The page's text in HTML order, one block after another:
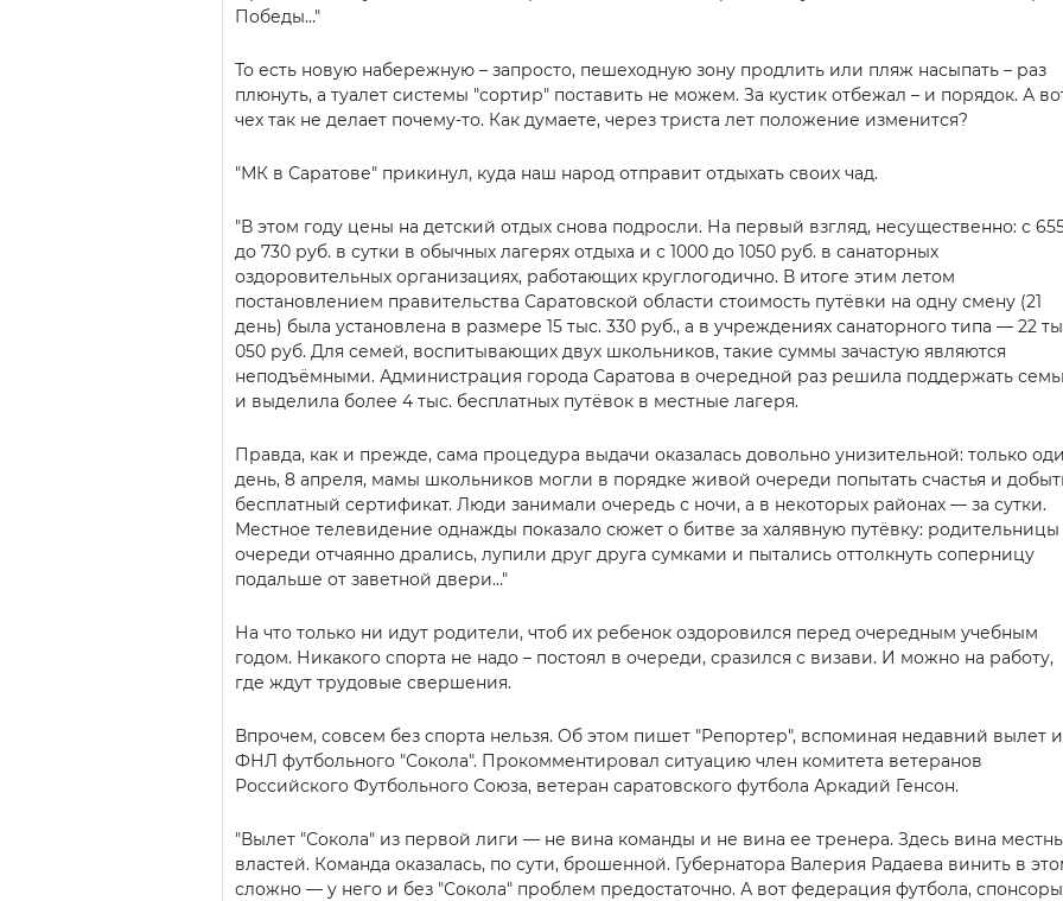
Победы…"
То есть новую набережную – запросто, пешеходную зону продлить или пляж насыпать – раз
плюнуть, а туалет системы "сортир" поставить не можем. За кустик отбежал – и порядок. А
чех так не делает почему-то. Как думаете, через триста лет положение изменится?
"МК в Саратове" прикинул, куда наш народ отправит отдыхать своих чад.
"В этом году цены на детский отдых снова подросли. На первый взгляд, несущественно: с
до 730 руб. в сутки в обычных лагерях отдыха и с 1000 до 1050 руб. в санаторных
оздоровительных организациях, работающих круглогодично. В итоге этим летом
постановлением правительства Саратовской области стоимость путёвки на одну смену (21
день) была установлена в размере 15 тыс. 330 руб., а в учреждениях санаторного типа — 22
050 руб. Для семей, воспитывающих двух школьников, такие суммы зачастую являются
неподъёмными. Администрация города Саратова в очередной раз решила поддержать
и выделила более 4 тыс. бесплатных путёвок в местные лагеря.
Правда, как и прежде, сама процедура выдачи оказалась довольно унизительной: только
день, 8 апреля, мамы школьников могли в порядке живой очереди попытать счастья и
бесплатный сертификат. Люди занимали очередь с ночи, а в некоторых районах — за сутки.
Местное телевидение однажды показало сюжет о битве за халявную путёвку: родительницы
очереди отчаянно дрались, лупили друг друга сумками и пытались оттолкнуть соперницу
подальше от заветной двери…"
На что только ни идут родители, чтоб их ребенок оздоровился перед очередным учебным
годом. Никакого спорта не надо – постоял в очереди, сразился с визави. И можно на работу,
где ждут трудовые свершения.
Впрочем, совсем без спорта нельзя. Об этом пишет "Репортер", вспоминая недавний вылет
ФНЛ футбольного "Сокола". Прокомментировал ситуацию член комитета ветеранов
Российского Футбольного Союза, ветеран саратовского футбола Аркадий Генсон.
"Вылет "Сокола" из первой лиги — не вина команды и не вина ее тренера. Здесь вина
властей. Команда оказалась, по сути, брошенной. Губернатора Валерия Радаева винить в
сложно — у него и без "Сокола" проблем предостаточно. А вот федерация футбола,